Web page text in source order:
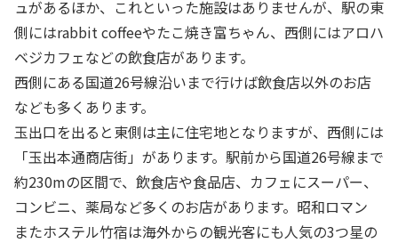
ュがあるほか、これといった施設はありませんが、駅の東
側にはrabbit coffeeやたこ焼き富ちゃん、西側にはアロハ
ベジカフェなどの飲食店があります。
西側にある国道26号線沿いまで行けば飲食店以外のお店
なども多くあります。
玉出口を出ると東側は主に住宅地となりますが、西側には
「玉出本通商店街」があります。駅前から国道26号線まで
約230mの区間で、飲食店や食品店、カフェにスーパー、
コンビニ、薬局など多くのお店があります。昭和ロマン
またホステル竹宿は海外からの観光客にも人気の3つ星の